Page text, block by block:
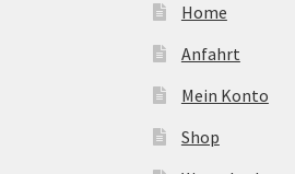
Home
Anfahrt
Mein Konto
Shop